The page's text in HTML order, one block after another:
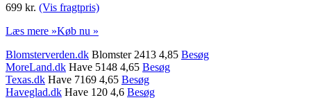
699 kr. (Vis fragtpris)
Læs mere »Køb nu »
Blomsterverden.dk Blomster 2413 4,85 Besøg
MoreLand.dk Have 5148 4,65 Besøg
Texas.dk Have 7169 4,65 Besøg
Haveglad.dk Have 120 4,6 Besøg